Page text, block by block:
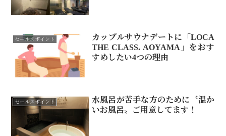
セールスポイント
カップルサウナデートに「LOCA
THE CLASS. AOYAMA」をおす
すめしたい4つの理由
セールスポイント
水風呂が苦手な方のために〝温か
いお風呂〟ご用意してます！